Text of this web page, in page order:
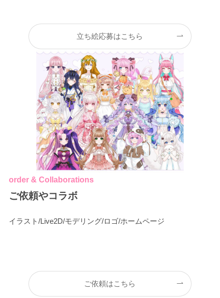
立ち絵応募はこちら
order & Collaborations
ご依頼やコラボ
イラスト/Live2D/モデリング/ロゴ/ホームページ
ご依頼はこちら